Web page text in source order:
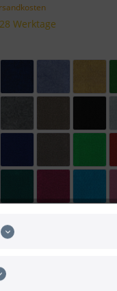
Werktage
werden